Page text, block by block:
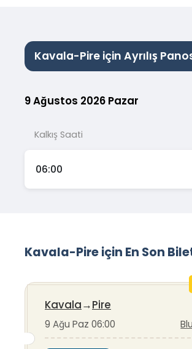
Kavala-Pire için Ayrılış
9 Ağustos 2026 Pazar
Kalkış Saati
06:00
Kavala-Pire için En Son
Kavala→Pire
9 Ağu Paz 06:00